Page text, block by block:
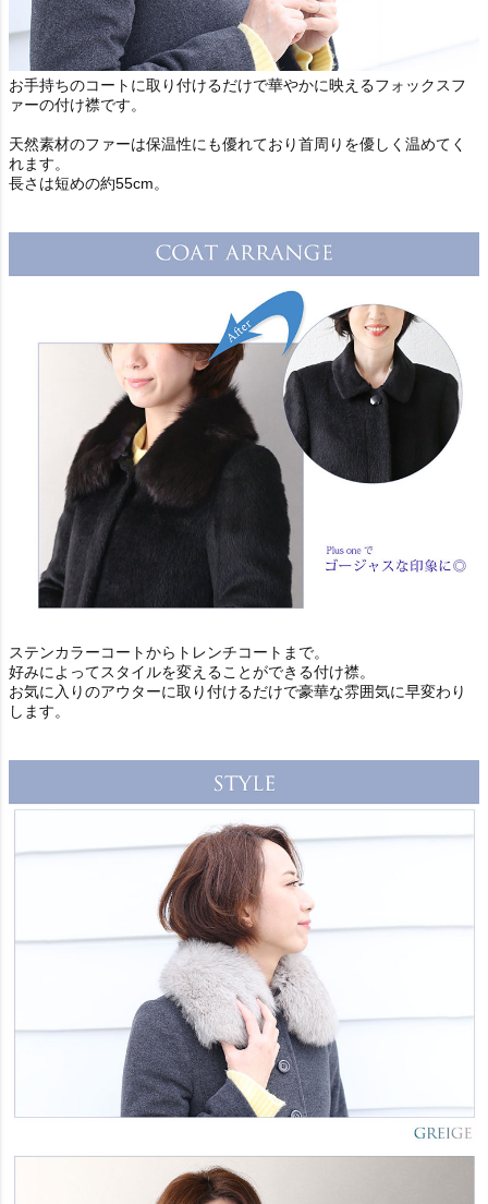
お手持ちのコートに取り付けるだけで華やかに映えるフォックスフ
ァーの付け襟です。
天然素材のファーは保温性にも優れており首周りを優しく温めてく
れます。
長さは短めの約55cm。
ステンカラーコートからトレンチコートまで。
好みによってスタイルを変えることができる付け襟。
お気に入りのアウターに取り付けるだけで豪華な雰囲気に早変わり
します。